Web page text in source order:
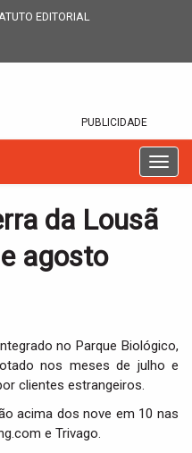
EDITORIAL
PUBLICIDADE
T
o
g
a
i
da Lousã
agosto
no Parque Biológico,
nos meses de julho e
clientes estrangeiros.
acima dos nove em 10 nas
e Trivago.